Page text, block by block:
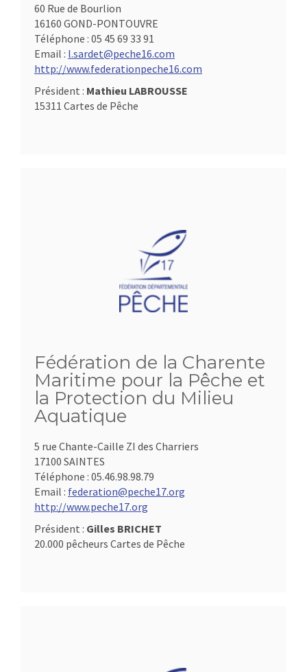
60 Rue de Bourlion
16160 GOND-PONTOUVRE
Téléphone : 05 45 69 33 91
Email : l.sardet@peche16.com
http://www.federationpeche16.com
Président : Mathieu LABROUSSE
15311 Cartes de Pêche
Fédération de la Charente
Maritime pour la Pêche et
la Protection du Milieu
Aquatique
5 rue Chante-Caille ZI des Charriers
17100 SAINTES
Téléphone : 05.46.98.98.79
Email : federation@peche17.org
http://www.peche17.org
Président : Gilles BRICHET
20.000 pêcheurs Cartes de Pêche